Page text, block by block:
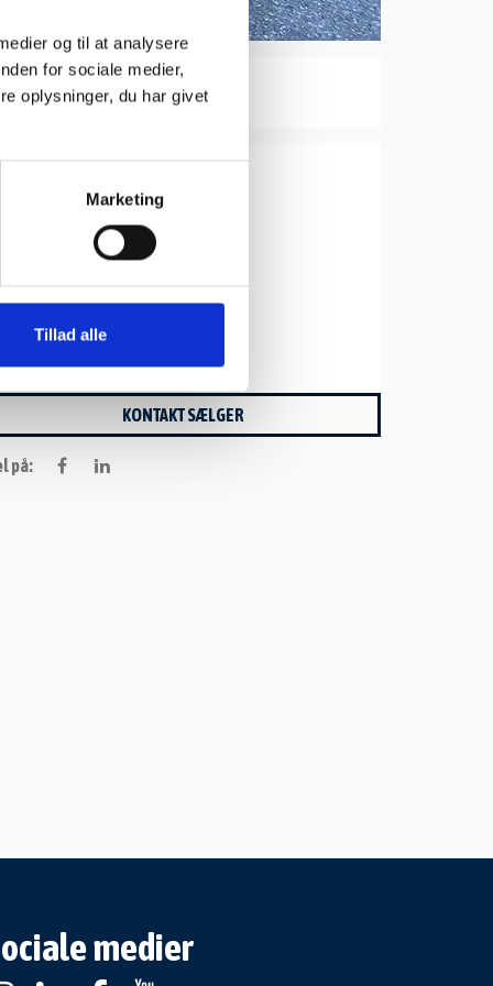
og til at analysere
for sociale medier,
oplysninger, du har givet
Marketing
Tillad alle
Bilhjørnet I/S
Bogensevej 413
Odense
Tlf. 32202070
info@bilhjornetodense.dk
www.bilhjornetodense.dk
KONTAKT SÆLGER
på:
medier